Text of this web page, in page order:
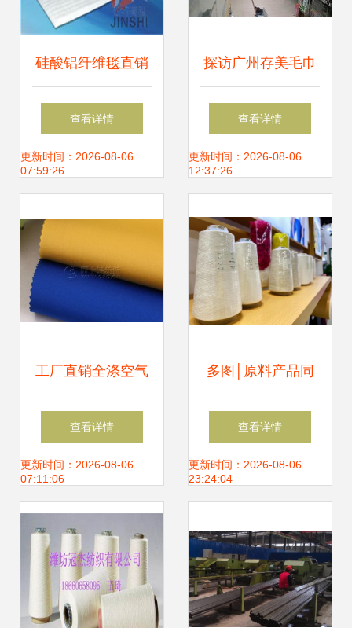
硅酸铝纤维毯直销
优势解析 厂家直供
针刺毯的型号规格
售指南
查看详情
更新时间：2026-08-06
07:59:26
探访广州存美毛巾
厂 从源头看针纺织
品原料销售新商机
查看详情
更新时间：2026-08-06
12:37:26
工厂直销全涤空气
层针织面料 服装面
料的供应链优化与
价值分析
查看详情
更新时间：2026-08-06
07:11:06
多图│原料产品同
台展出 “丝丽雅
造”纺织品抢镜上海
查看详情
更新时间：2026-08-06
23:24:04